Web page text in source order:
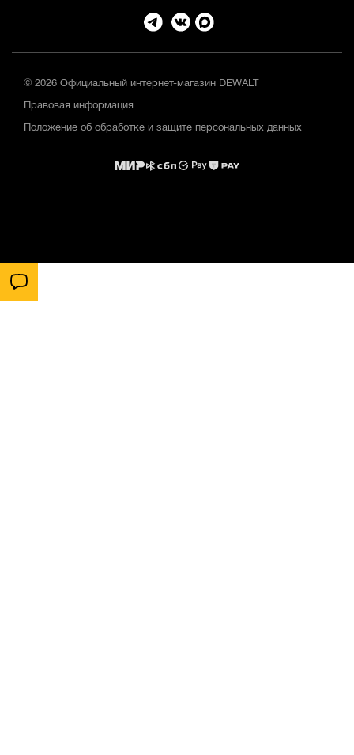
© 2026 Официальный интернет-магазин DEWALT
Правовая информация
Положение об обработке и защите персональных данных